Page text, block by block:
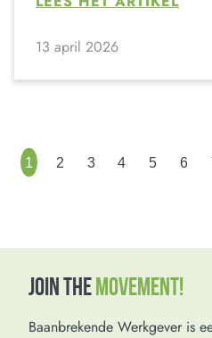
13 april 2026
1 2 3 4 5 6
JOIN THEMOVEMENT!
Baanbrekende Werkgever is